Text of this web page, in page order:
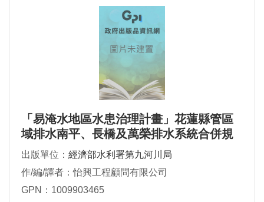
「易淹水地區水患治理計畫」花蓮縣管區
域排水南平、長橋及萬榮排水系統合併規
劃
出版單位： 經濟部水利署第九河川局
作/編/譯者：怡興工程顧問有限公司
GPN：1009903465